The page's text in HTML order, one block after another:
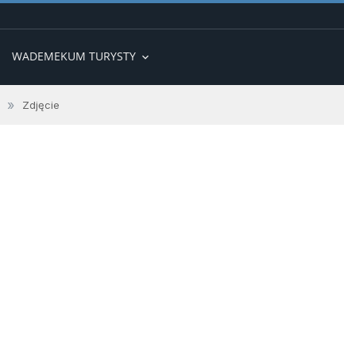
WADEMEKUM TURYSTY expand_more
» Zdjęcie